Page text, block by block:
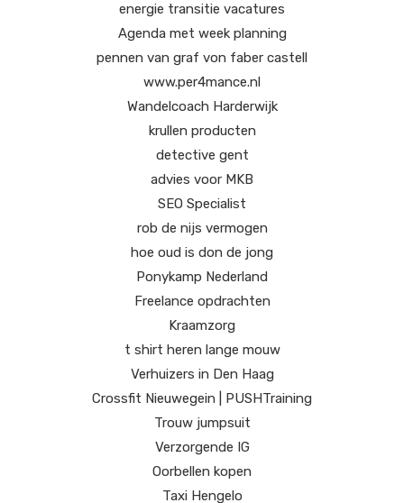
energie transitie vacatures
Agenda met week planning
pennen van graf von faber castell
www.per4mance.nl
Wandelcoach Harderwijk
krullen producten
detective gent
advies voor MKB
SEO Specialist
rob de nijs vermogen
hoe oud is don de jong
Ponykamp Nederland
Freelance opdrachten
Kraamzorg
t shirt heren lange mouw
Verhuizers in Den Haag
Crossfit Nieuwegein | PUSHTraining
Trouw jumpsuit
Verzorgende IG
Oorbellen kopen
Taxi Hengelo